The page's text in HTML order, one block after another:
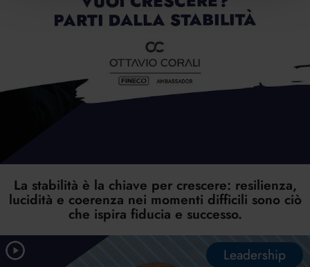
La stabilità è la chiave per crescere: resilienza,
lucidità e coerenza nei momenti difficili sono ciò
che ispira fiducia e successo.
Leadership